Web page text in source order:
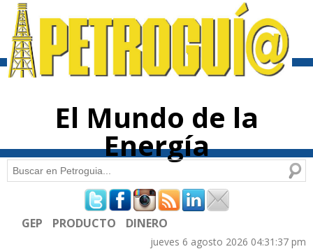
contenido
El Mundo de la
Energía
Formulario de búsqueda
Buscar
GEP PRODUCTO DINERO
jueves 6 agosto 2026 04:31:37 pm